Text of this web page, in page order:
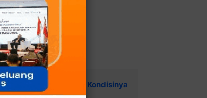
Bekasi Raya, Yang Kondisinya